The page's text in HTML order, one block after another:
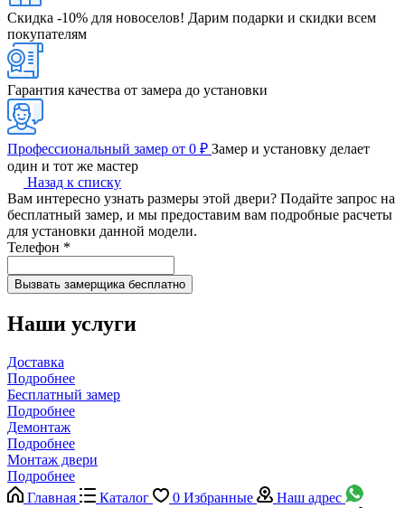
Скидка -10% для новоселов! Дарим подарки и скидки всем
покупателям
Гарантия качества от замера до установки
Профессиональный замер от 0 ₽ Замер и установку делает
один и тот же мастер
Назад к списку
Вам интересно узнать размеры этой двери? Подайте запрос на
бесплатный замер, и мы предоставим вам подробные расчеты
для установки данной модели.
Телефон *
Наши услуги
Доставка
Подробнее
Бесплатный замер
Подробнее
Демонтаж
Подробнее
Монтаж двери
Подробнее
Главная
Каталог 0 Избранные
Наш адрес